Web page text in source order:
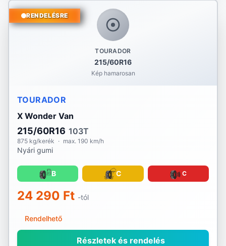
TOURADOR
215/60R16
Kép hamarosan
RENDELÉSRE
TOURADOR
X Wonder Van
215/60R16 103T
875 kg/kerék · max. 190 km/h
Nyári gumi
B C C
24 290 Ft -tól
Rendelhető
Részletek és rendelés